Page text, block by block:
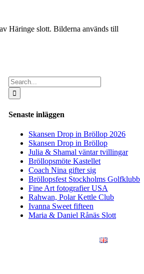
Häringe slott. Bilderna används till
Search
for:
Senaste inläggen
Skansen Drop in Bröllop 2026
Skansen Drop in Bröllop
Julia & Shamal väntar tvillingar
Bröllopsmöte Kastellet
Coach Nina gifter sig
Bröllopsfest Stockholms Golfklubb
Fine Art fotografier USA
Rahwan, Polar Kettle Club
Ivanna Sweet fifteen
Maria & Daniel Rånäs Slott